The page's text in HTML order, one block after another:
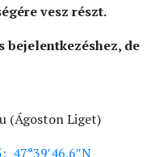
vesz részt.
bejelentkezéshez, de
(Ágoston Liget)
47°39′46.6″N